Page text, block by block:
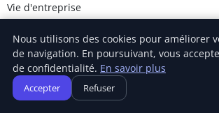
Vie d'entreprise
Jamm Saintlouis
Inscrivez-vous pour recevoir nos derniers
Nous utilisons des cookies pour améliorer
de navigation. En poursuivant, vous
de confidentialité. En savoir plus
Accepter Refuser